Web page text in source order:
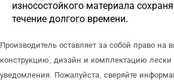
износостойкого материала
течение долгого времени.
Производитель оставляет за собой право на
конструкцию, дизайн и комплектацию лески
уведомления. Пожалуйста, сверяйте